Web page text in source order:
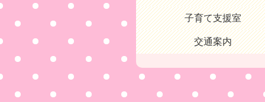
子育て支援室
交通案内